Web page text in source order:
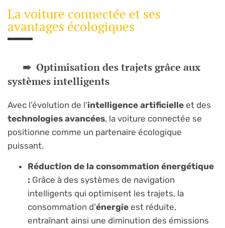
La voiture connectée et ses
avantages écologiques
Optimisation des trajets grâce aux
systèmes intelligents
Avec l’évolution de l’intelligence artificielle et des
technologies avancées, la voiture connectée se
positionne comme un partenaire écologique
puissant.
Réduction de la consommation énergétique
: Grâce à des systèmes de navigation
intelligents qui optimisent les trajets, la
consommation d’énergie est réduite,
entraînant ainsi une diminution des émissions